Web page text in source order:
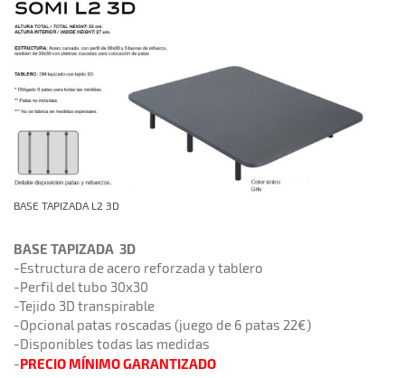
BASE TAPIZADA L2 3D
BASE TAPIZADA 3D
-Estructura de acero reforzada y tablero
-Perfil del tubo 30x30
-Tejido 3D transpirable
-Opcional patas roscadas (juego de 6 patas 22€)
-Disponibles todas las medidas
-PRECIO MÍNIMO GARANTIZADO